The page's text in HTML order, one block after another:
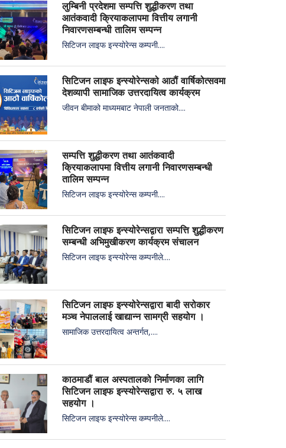
लुम्बिनी प्रदेशमा सम्पत्ति शुद्धीकरण तथा
आतंकवादी क्रियाकलापमा वित्तीय लगानी
निवारणसम्बन्धी तालिम सम्पन्न
सिटिजन लाइफ इन्स्योरेन्स कम्पनी....
सिटिजन लाइफ इन्स्योरेन्सको आठौं वार्षिकोत्सवमा
देशव्यापी सामाजिक उत्तरदायित्व कार्यक्रम
जीवन बीमाको माध्यमबाट नेपाली जनताको....
सम्पत्ति शुद्धीकरण तथा आतंकवादी
क्रियाकलापमा वित्तीय लगानी निवारणसम्बन्धी
तालिम सम्पन्न
सिटिजन लाइफ इन्स्योरेन्स कम्पनी....
सिटिजन लाइफ इन्स्योरेन्सद्वारा सम्पत्ति शुद्धीकरण
सम्बन्धी अभिमुखीकरण कार्यक्रम संचालन
सिटिजन लाइफ इन्स्योरेन्स कम्पनीले....
सिटिजन लाइफ इन्स्योरेन्सद्वारा बादी सरोकार
मञ्च नेपाललाई खाद्यान्न सामग्री सहयोग ।
सामाजिक उत्तरदायित्व अन्तर्गत,....
काठमाडौं बाल अस्पतालको निर्माणका लागि
सिटिजन लाइफ इन्स्योरेन्सद्वारा रु. ५ लाख
सहयोग ।
सिटिजन लाइफ इन्स्योरेन्स कम्पनीले....